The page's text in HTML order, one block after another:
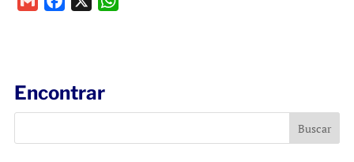
o
k
p
Encontrar